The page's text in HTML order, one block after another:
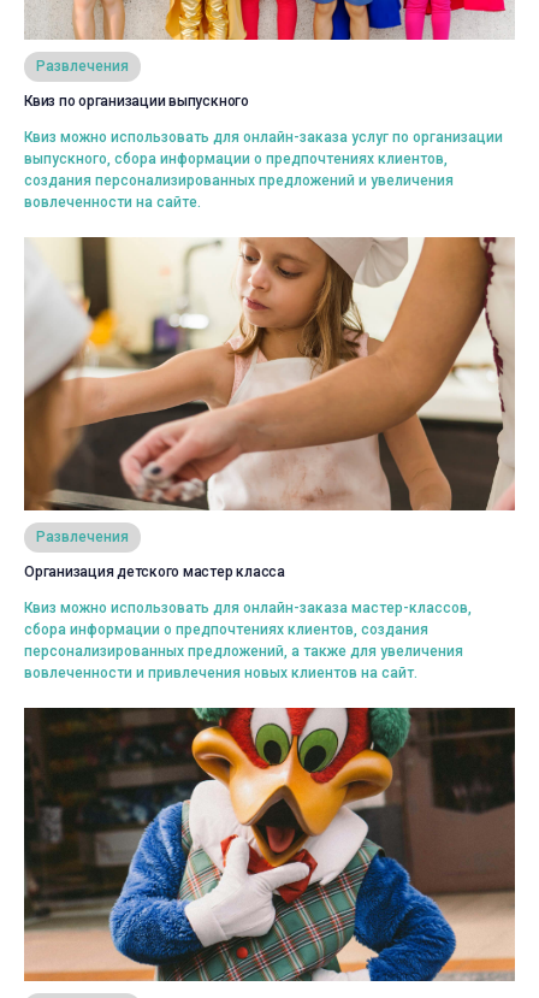
Выбрать
Развлечения
Квиз по организации выпускного
Квиз можно использовать для онлайн-заказа услуг по организации
выпускного, сбора информации о предпочтениях клиентов,
создания персонализированных предложений и увеличения
вовлеченности на сайте.
Выбрать
Развлечения
Организация детского мастер класса
Квиз можно использовать для онлайн-заказа мастер-классов,
сбора информации о предпочтениях клиентов, создания
персонализированных предложений, а также для увеличения
вовлеченности и привлечения новых клиентов на сайт.